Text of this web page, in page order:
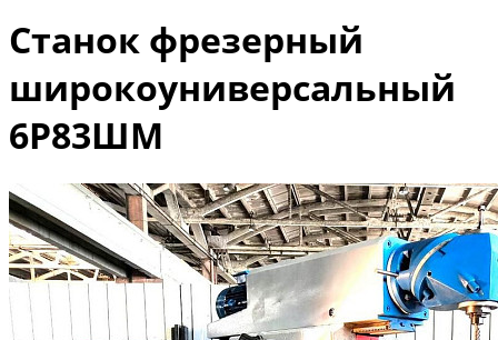
Станок фрезерный
широкоуниверсальный
6Р83ШМ